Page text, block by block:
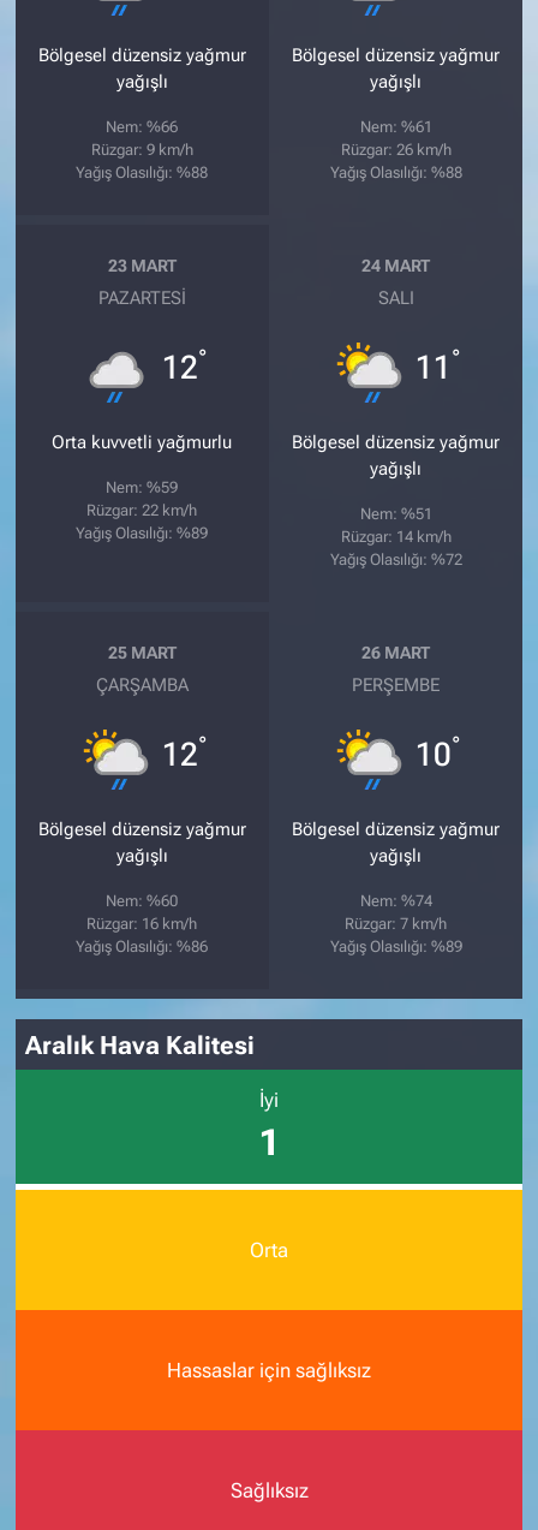
Bölgesel düzensiz yağmur
yağışlı
Nem: %66
Rüzgar: 9 km/h
Yağış Olasılığı: %88
Bölgesel düzensiz yağmur
yağışlı
Nem: %61
Rüzgar: 26 km/h
Yağış Olasılığı: %88
23 MART
PAZARTESI
12°
Orta kuvvetli yağmurlu
Nem: %59
Rüzgar: 22 km/h
Yağış Olasılığı: %89
24 MART
SALI
11 °
Bölgesel düzensiz yağmur
yağışlı
Nem: %51
Rüzgar: 14 km/h
Yağış Olasılığı: %72
25 MART
ÇARŞAMBA
12°
Bölgesel düzensiz yağmur
yağışlı
Nem: %60
Rüzgar: 16 km/h
Yağış Olasılığı: %86
26 MART
PERŞEMBE
10°
Bölgesel düzensiz yağmur
yağışlı
Nem: %74
Rüzgar: 7 km/h
Yağış Olasılığı: %89
Aralık Hava Kalitesi
İyi
1
Orta
Hassaslar için sağlıksız
Sağlıksız